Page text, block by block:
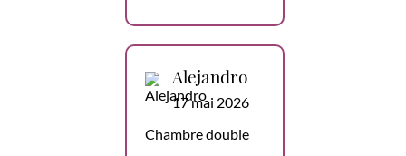
Alejandro
17 mai 2026
Chambre double